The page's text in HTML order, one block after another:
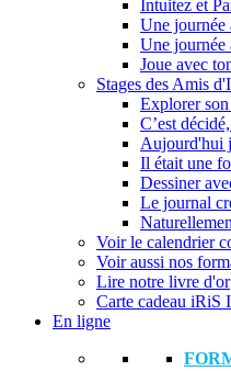
Intuitez et
Une journée
Une journée
Joue avec
Stages des Amis
Explorer
C’est
Aujourd'hui
Il était une
Dessiner
Le journal
Voir le calendrier
Voir aussi nos
Lire notre livre d'or
Carte cadeau iRiS
En ligne